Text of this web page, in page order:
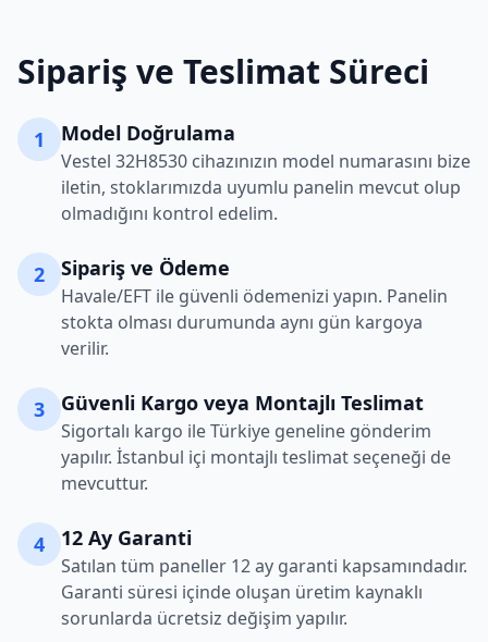
Sipariş ve Teslimat Süreci
1 Model Doğrulama
Vestel 32H8530 cihazınızın model numarasını bize
iletin, stoklarımızda uyumlu panelin mevcut olup
olmadığını kontrol edelim.
2 Sipariş ve Ödeme
Havale/EFT ile güvenli ödemenizi yapın. Panelin
stokta olması durumunda aynı gün kargoya
verilir.
3 Güvenli Kargo veya Montajlı Teslimat
Sigortalı kargo ile Türkiye geneline gönderim
yapılır. İstanbul içi montajlı teslimat seçeneği de
mevcuttur.
4 12 Ay Garanti
Satılan tüm paneller 12 ay garanti kapsamındadır.
Garanti süresi içinde oluşan üretim kaynaklı
sorunlarda ücretsiz değişim yapılır.